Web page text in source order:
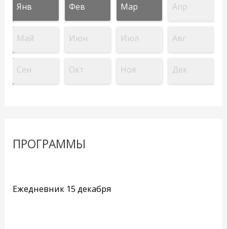
Янв Фев Мар Апр
Май Июн Июл Авг
Сен Окт Ноя Дек
ПРОГРАММЫ
Ежедневник 15 декабря